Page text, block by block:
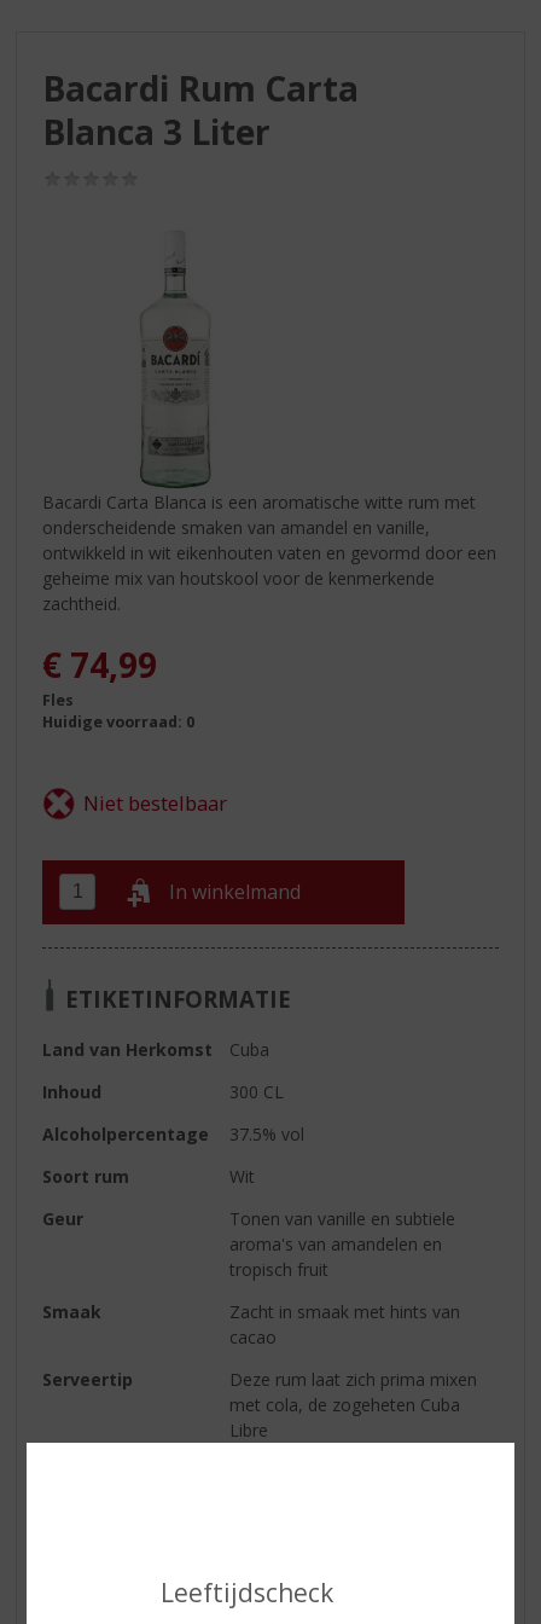
Leeftijdscheck
Bacardi Rum Carta
Blanca 3 Liter
Bacardi Carta Blanca is een aromatische witte rum met
onderscheidende smaken van amandel en vanille,
ontwikkeld in wit eikenhouten vaten en gevormd door een
geheime mix van houtskool voor de kenmerkende
zachtheid.
€ 74,99
Fles
Huidige voorraad: 0
In winkelmand
ETIKETINFORMATIE
Land van Herkomst
Cuba
Inhoud
300 CL
Alcoholpercentage
37.5% vol
Soort rum
Wit
Geur
Tonen van vanille en subtiele
aroma's van amandelen en
tropisch fruit
Smaak
Zacht in smaak met hints van
cacao
Serveertip
Deze rum laat zich prima mixen
met cola, de zogeheten Cuba
Libre